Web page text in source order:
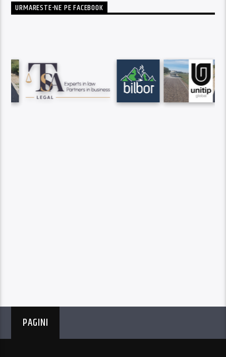
URMARESTE-NE PE FACEBOOK
PAGINI